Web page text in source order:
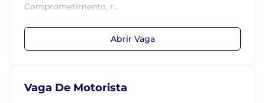
Comprometimento, r...
Abrir Vaga
Vaga De Motorista